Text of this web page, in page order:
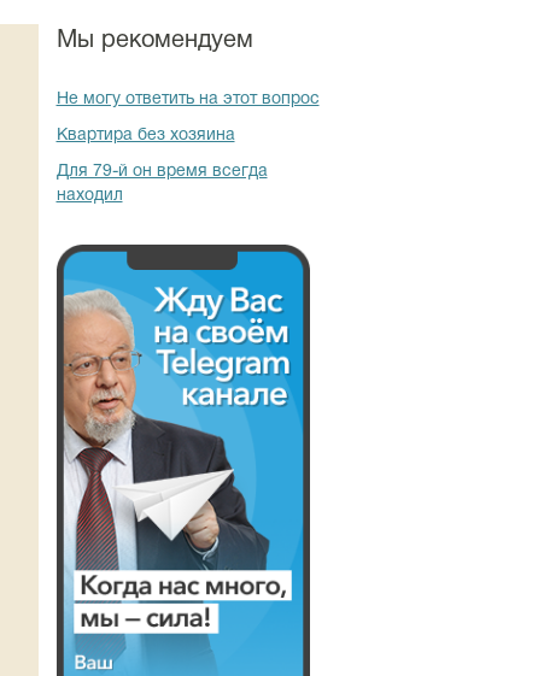
Мы рекомендуем
Не могу ответить на этот вопрос
Квартира без хозяина
Для 79-й он время всегда
находил